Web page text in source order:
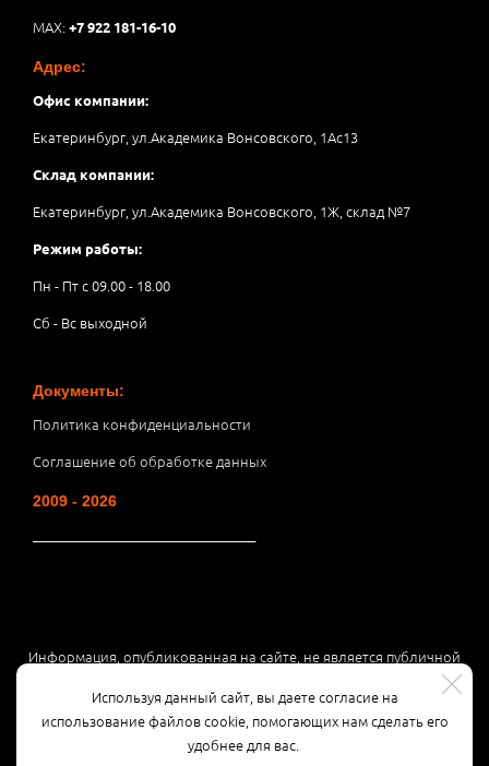
Используя данный сайт, вы даете согласие на
использование файлов cookie, помогающих нам сделать его
удобнее для вас.
MAX:+7 922 181-16-10
Адрес:
Офис компании:
Екатеринбург, ул.Академика Вонсовского, 1Аc13
Склад компании:
Екатеринбург, ул.Академика Вонсовского, 1Ж, склад №7
Режим работы:
Пн - Пт с 09.00 - 18.00
Сб - Вс выходной
Документы:
Политика конфиденциальности
Соглашение об обработке данных
2009 - 2026
Информация, опубликованная на сайте, не является публичной
офертой или рекламой, а носит информационный характер и
может быть изменена по усмотрению компании.